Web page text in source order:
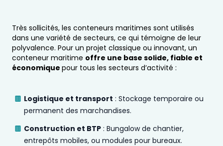
Très sollicités, les conteneurs maritimes sont utilisés
dans une variété de secteurs, ce qui témoigne de leur
polyvalence. Pour un projet classique ou innovant, un
conteneur maritime offre une base solide, fiable et
économique pour tous les secteurs d’activité :
Logistique et transport : Stockage temporaire ou
permanent des marchandises.
Construction et BTP : Bungalow de chantier,
entrepôts mobiles, ou modules pour bureaux.